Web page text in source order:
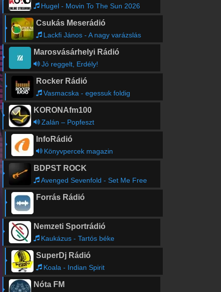
Hugel - Movin To The Sun 2026
Csukás Meserádió
Lackfi János - A nagy varázslás
Marosvásárhelyi Rádió
Jó reggelt, Erdély!
Rocker Rádió
Vasmacska - egessuk foldig
KORONAfm100
Zalán – Popfeszt
InfoRádió
Könyvpercek magazin
BDPST ROCK
Avenged Sevenfold - Set Me Free
Forrás Rádió
Nemzeti Sportrádió
Kaukázus - Tartós béke
SuperDj Rádió
Koala - Indian Spirit
Nóta FM